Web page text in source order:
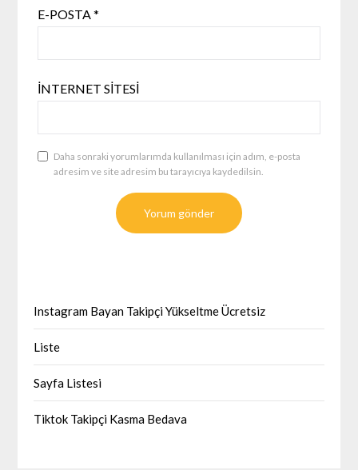
E-POSTA*
İNTERNET SITESI
Daha sonraki yorumlarımda kullanılması için adım, e-posta
adresim ve site adresim bu tarayıcıya kaydedilsin.
Instagram Bayan Takipçi Yükseltme Ücretsiz
Liste
Sayfa Listesi
Tiktok Takipçi Kasma Bedava